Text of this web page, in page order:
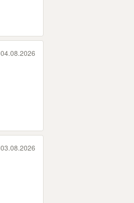
04.08.2026
03.08.2026